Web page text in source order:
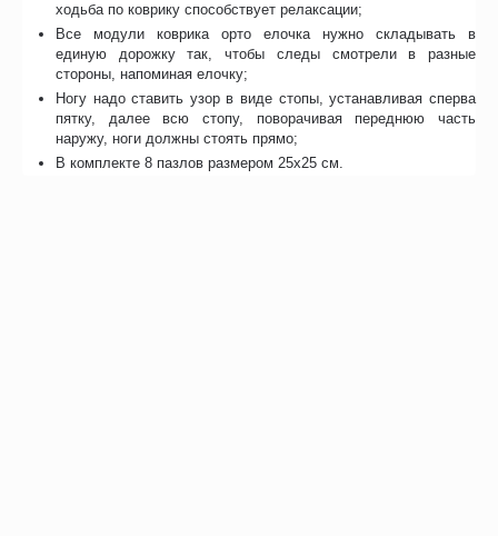
ходьба по коврику способствует релаксации;
Все модули коврика орто елочка нужно складывать в
единую дорожку так, чтобы следы смотрели в разные
стороны, напоминая елочку;
Ногу надо ставить узор в виде стопы, устанавливая сперва
пятку, далее всю стопу, поворачивая переднюю часть
наружу, ноги должны стоять прямо;
В комплекте 8 пазлов размером 25х25 см.